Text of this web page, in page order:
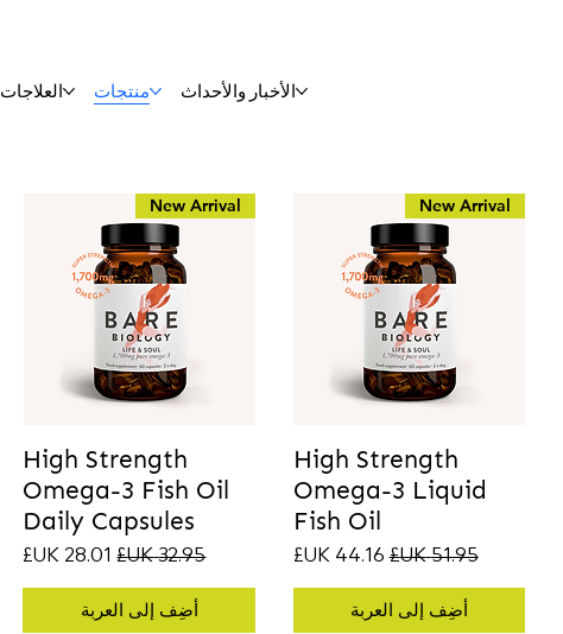
العلاجات منتجات الأخبار والأحداث
New Arrival
High Strength
Omega-3 Liquid
Fish Oil
سعر عادي‏51.95 UK£ سعر البيع
أضِف إلى العربة
New Arrival
High Strength
Omega-3 Fish Oil
Daily Capsules
سعر عادي‏32.95 UK£ سعر البيع
أضِف إلى العربة